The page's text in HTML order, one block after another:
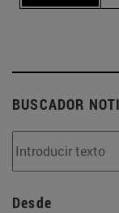
BUSCADOR
Desde